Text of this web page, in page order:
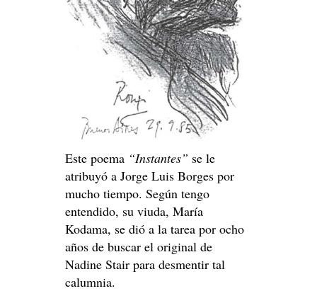
Este poema “Instantes” se le
atribuyó a Jorge Luis Borges por
mucho tiempo. Según tengo
entendido, su viuda, María
Kodama, se dió a la tarea por ocho
años de buscar el original de
Nadine Stair para desmentir tal
calumnia.